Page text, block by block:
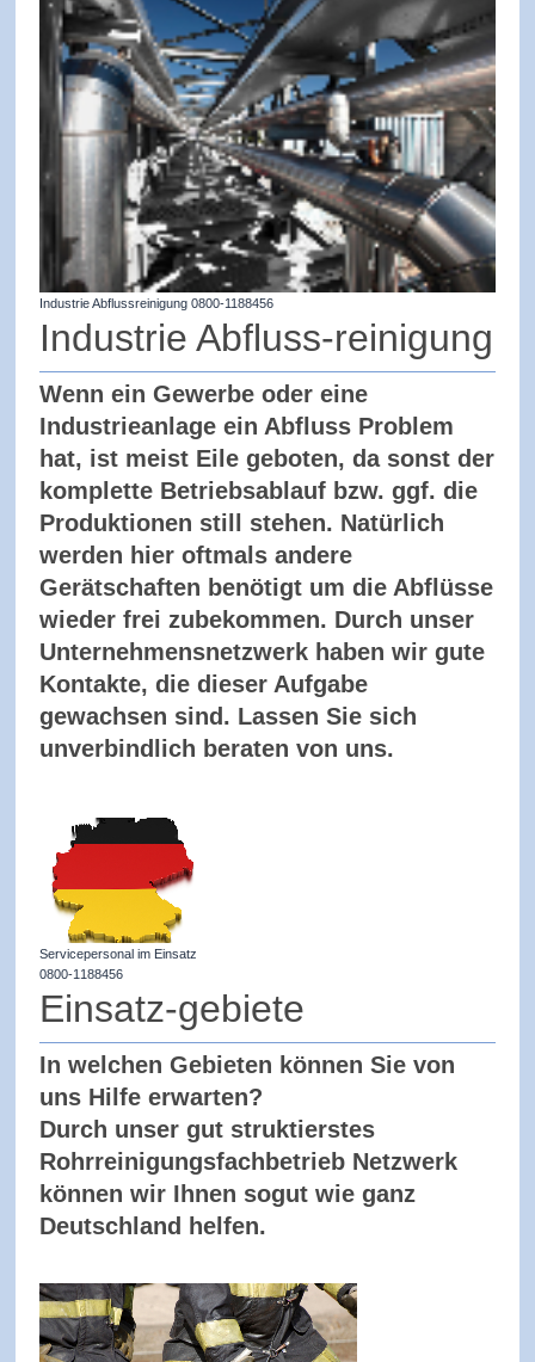
Industrie Abflussreinigung 0800-1188456
Industrie Abfluss-reinigung
​Wenn ein Gewerbe oder eine
Industrieanlage ein Abfluss Problem
hat, ist meist Eile geboten, da sonst der
komplette Betriebsablauf bzw. ggf. die
Produktionen still stehen. Natürlich
werden hier oftmals andere
Gerätschaften benötigt um die Abflüsse
wieder frei zubekommen. Durch unser
Unternehmensnetzwerk haben wir gute
Kontakte, die dieser Aufgabe
gewachsen sind. Lassen Sie sich
unverbindlich beraten von uns.
Servicepersonal im Einsatz
0800-1188456
Einsatz-gebiete
In welchen Gebieten können Sie von
uns Hilfe erwarten?
Durch unser gut struktierstes
Rohrreinigungsfachbetrieb Netzwerk
können wir Ihnen sogut wie ganz
Deutschland helfen.